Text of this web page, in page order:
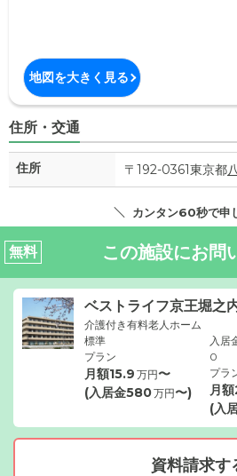
地図を大きく見る
住所・交通
住所 〒192-0361東京都
カンタン60秒で申
無料 この施設にお問
ベストライフ京王堀之
介護付き有料老人ホーム
標準
プラン
月額15.9 万円〜
(入居金580万円〜)
入居
0
プラ
月額
(入
資料請求す